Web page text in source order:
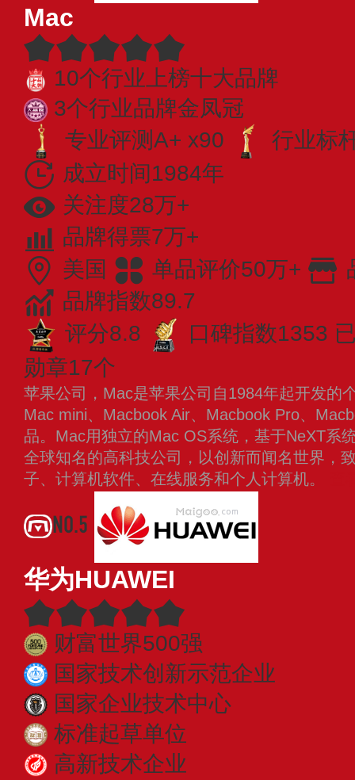
Mac
10个行业上榜十大品牌
3个行业品牌金凤冠
专业评测A+ x90
行业标
成立时间1984年
关注度28万+
品牌得票7万+
美国
单品评价50万+
品牌指数89.7
评分8.8
口碑指数1353
勋章17个
苹果公司，Mac是苹果公司自1984年起开发的
Mac mini、Macbook Air、Macbook Pro、
品。Mac用独立的Mac OS系统，基于NeXT系
全球知名的高科技公司，以创新而闻名世界，
子、计算机软件、在线服务和个人计算机。
NO.5
华为HUAWEI
财富世界500强
国家技术创新示范企业
国家企业技术中心
标准起草单位
高新技术企业